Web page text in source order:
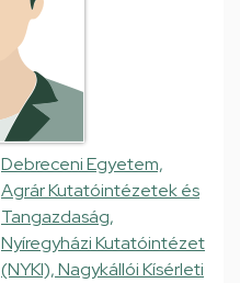
Debreceni Egyetem,
Agrár Kutatóintézetek és
Tangazdaság,
Nyíregyházi Kutatóintézet
(NYKI), Nagykállói Kísérleti